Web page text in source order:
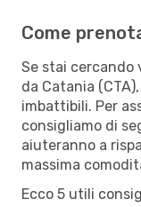
Come
Se stai cercando
da Catania
imbattibili. Per
consigliamo di
aiuteranno a
massima
Ecco 5 utili